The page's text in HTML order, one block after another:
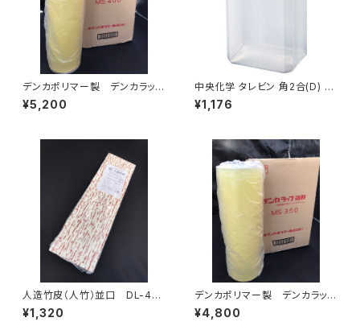
デンカポリマー製 デンカラッ
プ MS400 食品包装用スト
レッチフィルム 1箱2本入り
¥5,200
中央化学 タレビン 角2合(D) 3
60ml 20個入り
¥1,176
人造竹皮（人竹）並口 DL-40
（80ｇ） 200枚
¥1,320
デンカポリマー製 デンカラッ
プ MS350 食品包装用スト
レッチフィルム 1箱2本入り
¥4,800